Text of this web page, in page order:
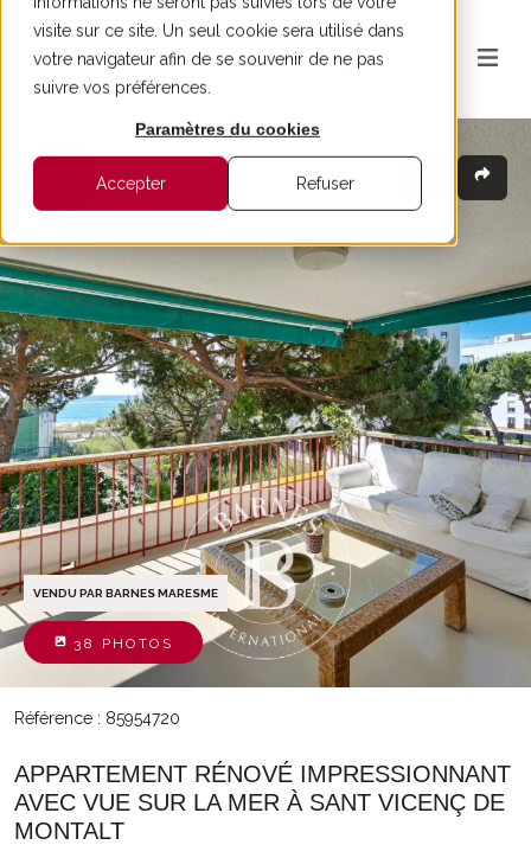
visite sur ce site. Un seul cookie sera utilisé dans
votre navigateur afin de se souvenir de ne pas
suivre vos préférences.
Paramètres du cookies
Accepter Refuser
VENDU PAR BARNES MARESME
38 PHOTOS
Référence : 85954720
APPARTEMENT RÉNOVÉ IMPRESSIONNANT
AVEC VUE SUR LA MER À SANT VICENÇ DE
MONTALT